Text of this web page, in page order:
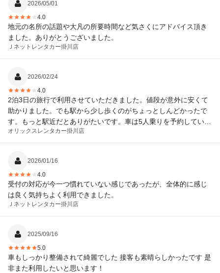
2026/05/01
4.0
地元の名所の話題や大凡の所要時間など気さくにアドバイス頂き
ました。ありがとうございました。
Ｊネットレンタカー掛川店
2026/02/24
4.0
2泊3日の旅行で利用させていただきました。値段が意外に安くて
助かりました。でも駅から少し歩くのがちょっとしんどかったで
す。もっと駅近だとありがたいです。車は5人乗りを予約していま
したが、当日お店の都合で7人乗りになり、快適に旅行を楽しめま
した！
オリックスレンタカー掛川店
2026/01/16
4.0
受付の対応が今一つ慣れていない感じであったが、全体的に感じ
は良く気持ちよく利用できました。
Ｊネットレンタカー掛川店
2025/09/16
5.0
車もしっかり整備されて綺麗でした 接客も素晴らしかったです 是
非また利用したいと思います！